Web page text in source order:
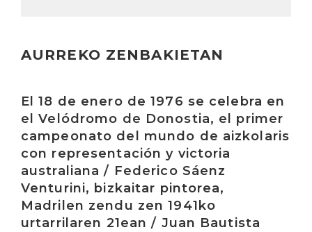
AURREKO ZENBAKIETAN
El 18 de enero de 1976 se celebra en
el Velódromo de Donostia, el primer
campeonato del mundo de aizkolaris
con representación y victoria
australiana / Federico Sáenz
Venturini, bizkaitar pintorea,
Madrilen zendu zen 1941ko
urtarrilaren 21ean / Juan Bautista